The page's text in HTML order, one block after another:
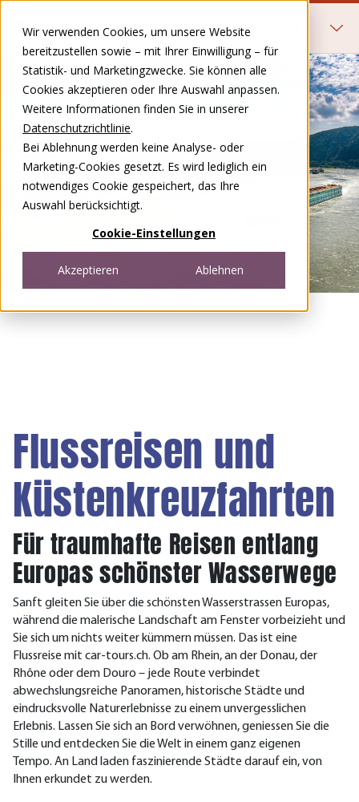
Wir verwenden Cookies, um unsere Website
bereitzustellen sowie – mit Ihrer Einwilligung – für
Statistik- und Marketingzwecke. Sie können alle
Cookies akzeptieren oder Ihre Auswahl anpassen.
Weitere Informationen finden Sie in unserer
Datenschutzrichtlinie.
Bei Ablehnung werden keine Analyse- oder
Marketing-Cookies gesetzt. Es wird lediglich ein
notwendiges Cookie gespeichert, das Ihre
Auswahl berücksichtigt.
Cookie-Einstellungen
Akzeptieren Ablehnen
AKTUELLE INFORMATIONEN ZU NIEDRIGWASSER
DEFR
Open menu
Flussreisen und
Küstenkreuzfahrten
Für traumhafte Reisen entlang
Europas schönster Wasserwege
Sanft gleiten Sie über die schönsten Wasserstrassen Europas,
während die malerische Landschaft am Fenster vorbeizieht und
Sie sich um nichts weiter kümmern müssen. Das ist eine
Flussreise mit car-tours.ch. Ob am Rhein, an der Donau, der
Rhône oder dem Douro – jede Route verbindet
abwechslungsreiche Panoramen, historische Städte und
eindrucksvolle Naturerlebnisse zu einem unvergesslichen
Erlebnis. Lassen Sie sich an Bord verwöhnen, geniessen Sie die
Stille und entdecken Sie die Welt in einem ganz eigenen
Tempo. An Land laden faszinierende Städte darauf ein, von
Ihnen erkundet zu werden.